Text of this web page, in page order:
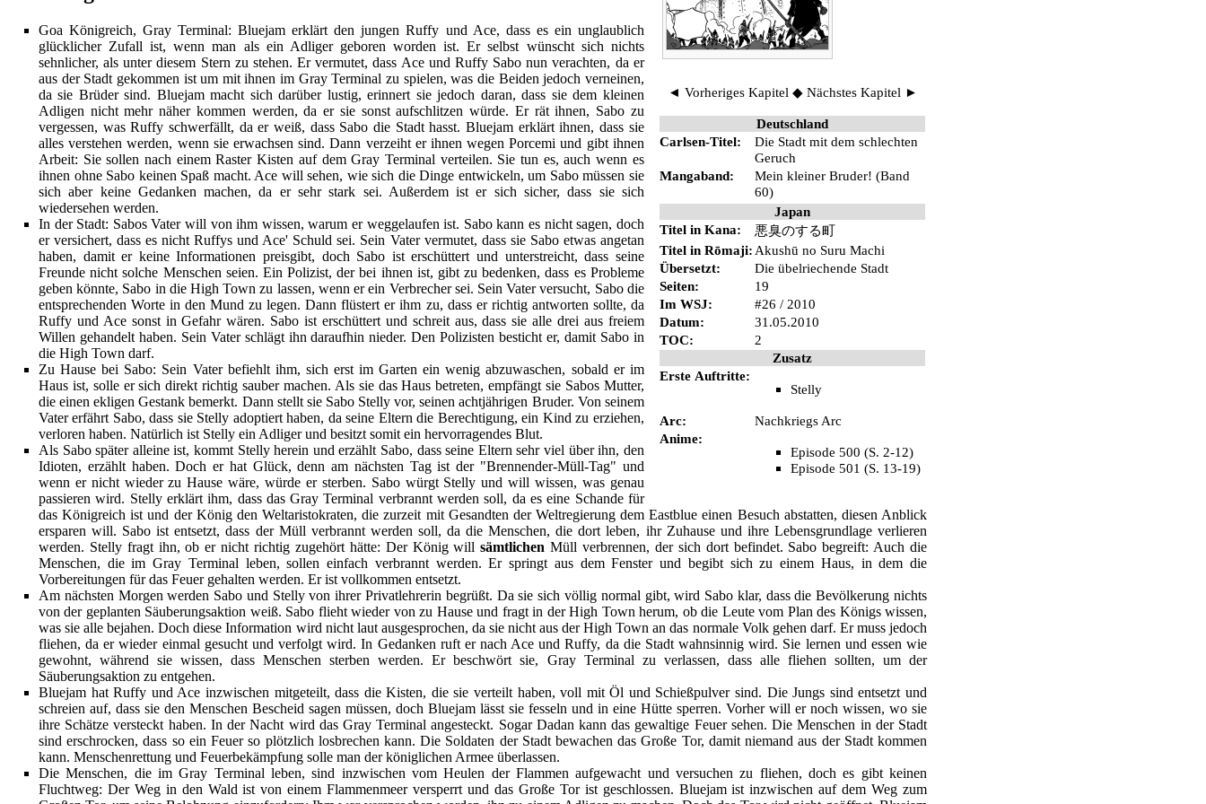
◄ Vorheriges Kapitel ◆ Nächstes Kapitel ►
Deutschland
Carlsen-Titel:
Die Stadt mit dem schlechten
Geruch
Mangaband:
Mein kleiner Bruder! (Band
60)
Japan
Titel in Kana:
悪臭のする町
Titel in Rōmaji: Akushū no Suru Machi
Übersetzt:
Die übelriechende Stadt
Seiten:
19
Im WSJ:
#26 / 2010
Datum:
31.05.2010
TOC:
2
Zusatz
Erste Auftritte:
Stelly
Arc:
Nachkriegs Arc
Anime:
Episode 500 (S. 2-12)
Episode 501 (S. 13-19)
Goa Königreich, Gray Terminal:Bluejam erklärt den jungenRuffy und Ace, dass es ein unglaublich
glücklicher Zufall ist, wenn man als ein Adliger geboren worden ist. Er selbst wünscht sich nichts
sehnlicher, als unter diesem Stern zu stehen. Er vermutet, dass Ace und Ruffy Sabo nun verachten, da er
aus der Stadt gekommen ist um mit ihnen im Gray Terminal zu spielen, was die Beiden jedoch verneinen,
da sie Brüder sind. Bluejam macht sich darüber lustig, erinnert sie jedoch daran, dass sie dem kleinen
Adligen nicht mehr näher kommen werden, da er sie sonst aufschlitzen würde. Er rät ihnen, Sabo zu
vergessen, was Ruffy schwerfällt, da er weiß, dass Sabo die Stadt hasst. Bluejam erklärt ihnen, dass sie
alles verstehen werden, wenn sie erwachsen sind. Dann verzeiht er ihnen wegenPorcemi und gibt ihnen
Arbeit: Sie sollen nach einem Raster Kisten auf dem Gray Terminal verteilen. Sie tun es, auch wenn es
ihnen ohne Sabo keinen Spaß macht. Ace will sehen, wie sich die Dinge entwickeln, um Sabo müssen sie
sich aber keine Gedanken machen, da er sehr stark sei. Außerdem ist er sich sicher, dass sie sich
wiedersehen werden.
In der Stadt: Sabos Vaterwill von ihm wissen, warum er weggelaufen ist. Sabo kann es nicht sagen, doch
er versichert, dass es nicht Ruffys und Ace' Schuld sei. Sein Vater vermutet, dass sie Sabo etwas angetan
haben, damit er keine Informationen preisgibt, doch Sabo ist erschüttert und unterstreicht, dass seine
Freunde nicht solche Menschen seien. Ein Polizist, der bei ihnen ist, gibt zu bedenken, dass es Probleme
geben könnte, Sabo in die High Town zu lassen, wenn er ein Verbrecher sei. Sein Vater versucht, Sabo die
entsprechenden Worte in den Mund zu legen. Dann flüstert er ihm zu, dass er richtig antworten sollte, da
Ruffy und Ace sonst in Gefahr wären. Sabo ist erschüttert und schreit aus, dass sie alle drei aus freiem
Willen gehandelt haben. Sein Vater schlägt ihn daraufhin nieder. Den Polizisten besticht er, damit Sabo in
die High Town darf.
Zu Hause bei Sabo: Sein Vater befiehlt ihm, sich erst im Garten ein wenig abzuwaschen, sobald er im
Haus ist, solle er sich direkt richtig sauber machen. Als sie das Haus betreten, empfängt sie Sabos Mutter,
die einen ekligen Gestank bemerkt. Dann stellt sie Sabo Stelly vor, seinen achtjährigen Bruder. Von seinem
Vater erfährt Sabo, dass sie Stelly adoptiert haben, da seine Eltern die Berechtigung, ein Kind zu erziehen,
verloren haben. Natürlich ist Stelly ein Adliger und besitzt somit ein hervorragendes Blut.
Als Sabo später alleine ist, kommt Stelly herein und erzählt Sabo, dass seine Eltern sehr viel über ihn, den
Idioten, erzählt haben. Doch er hat Glück, denn am nächsten Tag ist der "Brennender-Müll-Tag" und
wenn er nicht wieder zu Hause wäre, würde er sterben. Sabo würgt Stelly und will wissen, was genau
passieren wird. Stelly erklärt ihm, dass das Gray Terminal verbrannt werden soll, da es eine Schande für
das Königreich ist und der König denWeltaristokraten, die zurzeit mit Gesandten der WeltregierungdemEastblue einen Besuch abstatten, diesen Anblick
ersparen will. Sabo ist entsetzt, dass der Müll verbrannt werden soll, da die Menschen, die dort leben, ihr Zuhause und ihre Lebensgrundlage verlieren
werden. Stelly fragt ihn, ob er nicht richtig zugehört hätte: Der König willsämtlichen Müll verbrennen, der sich dort befindet. Sabo begreift: Auch die
Menschen, die im Gray Terminal leben, sollen einfach verbrannt werden. Er springt aus dem Fenster und begibt sich zu einem Haus, in dem die
Vorbereitungen für das Feuer gehalten werden. Er ist vollkommen entsetzt.
Am nächsten Morgen werden Sabo und Stelly von ihrer Privatlehrerin begrüßt. Da sie sich völlig normal gibt, wird Sabo klar, dass die Bevölkerung nichts
von der geplanten Säuberungsaktion weiß. Sabo flieht wieder von zu Hause und fragt in der High Town herum, ob die Leute vom Plan des Königs wissen,
was sie alle bejahen. Doch diese Information wird nicht laut ausgesprochen, da sie nicht aus der High Town an das normale Volk gehen darf. Er muss jedoch
fliehen, da er wieder einmal gesucht und verfolgt wird. In Gedanken ruft er nach Ace und Ruffy, da die Stadt wahnsinnig wird. Sie lernen und essen wie
gewohnt, während sie wissen, dass Menschen sterben werden. Er beschwört sie, Gray Terminal zu verlassen, dass alle fliehen sollten, um der
Säuberungsaktion zu entgehen.
Bluejam hat Ruffy und Ace inzwischen mitgeteilt, dass die Kisten, die sie verteilt haben, voll mit Öl und Schießpulver sind. Die Jungs sind entsetzt und
schreien auf, dass sie den Menschen Bescheid sagen müssen, doch Bluejam lässt sie fesseln und in eine Hütte sperren. Vorher will er noch wissen, wo sie
ihre Schätze versteckt haben. In der Nacht wird das Gray Terminal angesteckt. Sogar Dadan kann das gewaltige Feuer sehen. Die Menschen in der Stadt
sind erschrocken, dass so ein Feuer so plötzlich losbrechen kann. Die Soldaten der Stadt bewachen das Große Tor, damit niemand aus der Stadt kommen
kann. Menschenrettung und Feuerbekämpfung solle man der königlichen Armee überlassen.
Die Menschen, die im Gray Terminal leben, sind inzwischen vom Heulen der Flammen aufgewacht und versuchen zu fliehen, doch es gibt keinen
Fluchtweg: Der Weg in den Wald ist von einem Flammenmeer versperrt und das Große Tor ist geschlossen. Bluejam ist inzwischen auf dem Weg zum